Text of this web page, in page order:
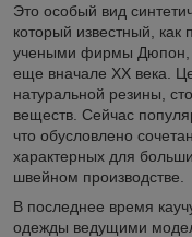
Это особый вид
который известный,
учеными фирмы Дюпон,
еще вначале XX века.
натуральной резины,
веществ. Сейчас
что обусловлено
характерных для
швейном производстве.
В последнее время
одежды ведущими